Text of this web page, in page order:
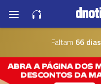
Faltam 66 dias